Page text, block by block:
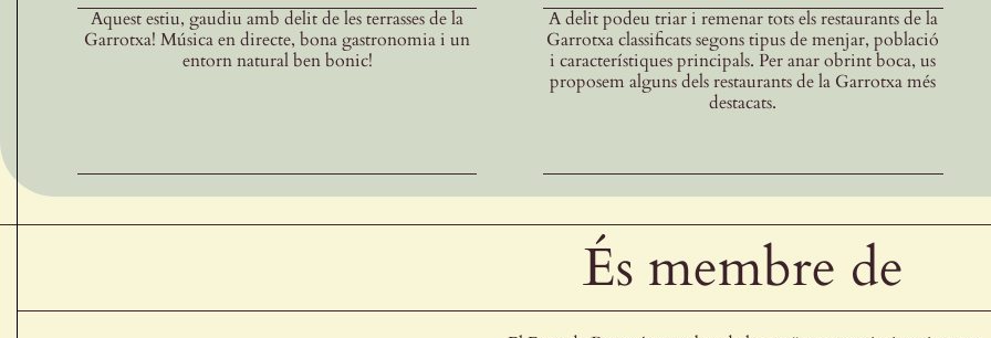
Aquest estiu, gaudiu amb delit de les terrasses de la
Garrotxa! Música en directe, bona gastronomia i un
entorn natural ben bonic!
A delit podeu triar i remenar tots els restaurants de la
Garrotxa classificats segons tipus de menjar, població
i característiques principals. Per anar obrint boca, us
proposem alguns dels restaurants de la Garrotxa més
destacats.
És membre de